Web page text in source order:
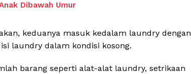
Dibawah Umur
keduanya masuk kedalam laundry dengan
laundry dalam kondisi kosong.
barang seperti alat-alat laundry, setrikaan